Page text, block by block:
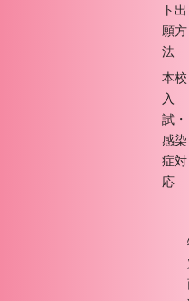
ト出
願方
法
本校
入
試・
感染
症対
応